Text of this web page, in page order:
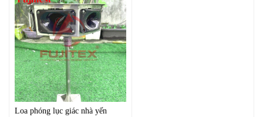
Loa phóng lục giác nhà yến